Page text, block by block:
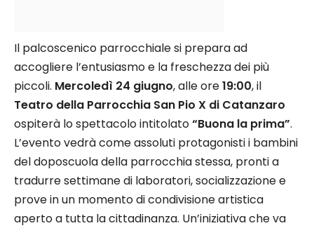
Il palcoscenico parrocchiale si prepara ad
accogliere l’entusiasmo e la freschezza dei più
piccoli. Mercoledì 24 giugno, alle ore19:00, il
Teatro della Parrocchia San Pio X di Catanzaro
ospiterà lo spettacolo intitolato“Buona la prima”.
L’evento vedrà come assoluti protagonisti i bambini
del doposcuola della parrocchia stessa, pronti a
tradurre settimane di laboratori, socializzazione e
prove in un momento di condivisione artistica
aperto a tutta la cittadinanza. Un’iniziativa che va